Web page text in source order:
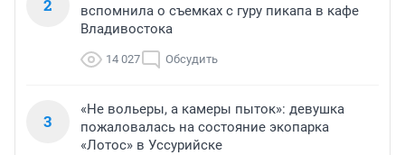
2
вспомнила о съемках с гуру пикапа в кафе
Владивостока
14 027 Обсудить
3
«Не вольеры, а камеры пыток»: девушка
пожаловалась на состояние экопарка
«Лотос» в Уссурийске